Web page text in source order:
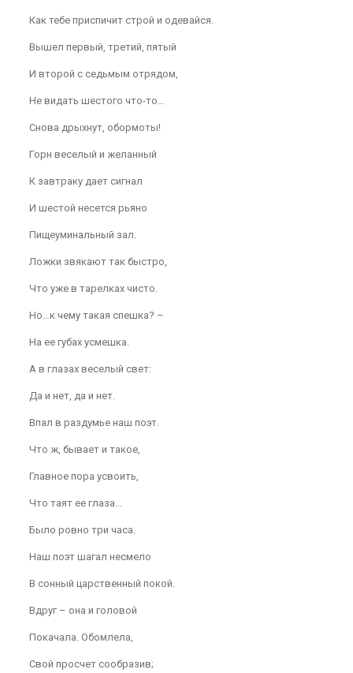
Как тебе приспичит строй и одевайся.
Вышел первый, третий, пятый
И второй с седьмым отрядом,
Не видать шестого что-то…
Снова дрыхнут, обормоты!
Горн веселый и желанный
К завтраку дает сигнал
И шестой несется рьяно
Пищеуминальный зал.
Ложки звякают так быстро,
Что уже в тарелках чисто.
Но…к чему такая спешка? –
На ее губах усмешка.
А в глазах веселый свет:
Да и нет, да и нет.
Впал в раздумье наш поэт.
Что ж, бывает и такое,
Главное пора усвоить,
Что таят ее глаза…
Было ровно три часа.
Наш поэт шагал несмело
В сонный царственный покой.
Вдруг – она и головой
Покачала. Обомлела,
Свой просчет сообразив;